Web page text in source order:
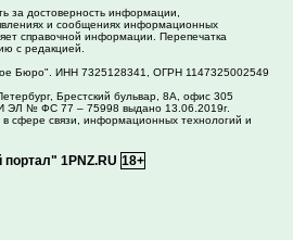
за достоверность информации,
и сообщениях информационных
справочной информации. Перепечатка
с редакцией.
Бюро". ИНН 7325128341, ОГРН 1147325002549
Брестский бульвар, 8А, офис 305
ЭЛ № ФС 77 – 75998 выдано 13.06.2019г.
сфере связи, информационных технологий и
1PNZ.RU 18+